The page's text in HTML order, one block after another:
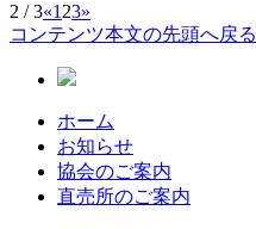
2 / 3«1 23»
コンテンツ本文の先頭へ戻る
ホーム
お知らせ
協会のご案内
直売所のご案内